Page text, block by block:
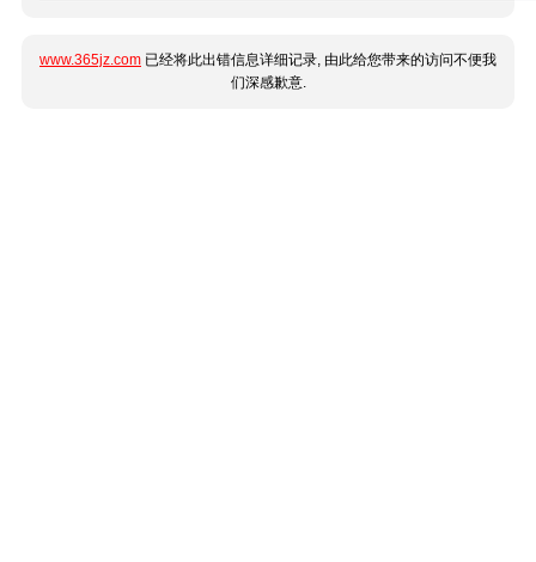
www.365jz.com 已经将此出错信息详细记录, 由此给您带来的访问不便我
们深感歉意.